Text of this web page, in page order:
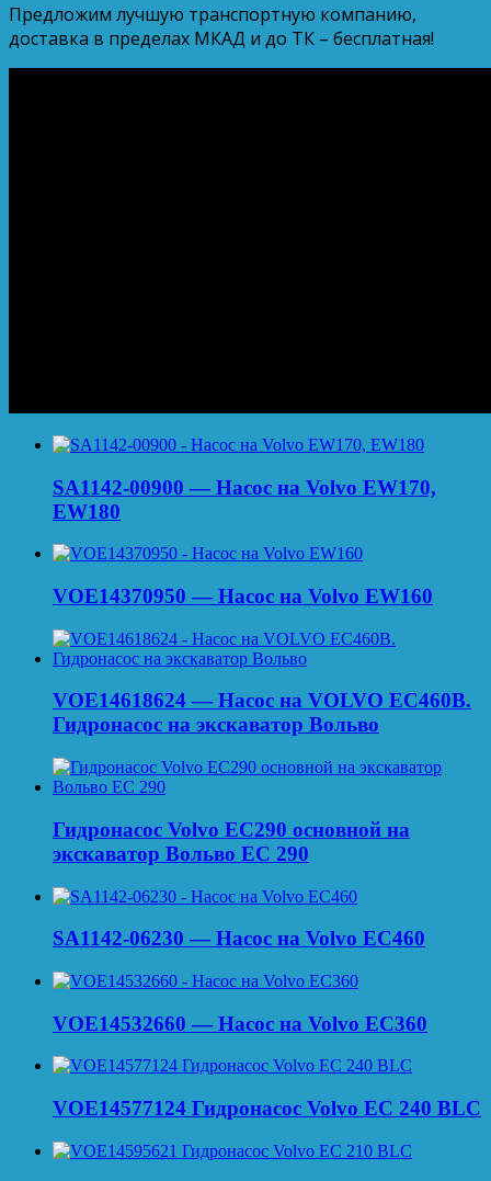
Предложим лучшую транспортную компанию,
доставка в пределах МКАД и до ТК – бесплатная!
SA1142-00900 — Насос на Volvo EW170,
EW180
VOE14370950 — Насос на Volvo EW160
VOE14618624 — Насос на VOLVO EC460B.
Гидронасос на экскаватор Вольво
Гидронасос Volvo EC290 основной на
экскаватор Вольво ЕС 290
SA1142-06230 — Насос на Volvo EC460
VOE14532660 — Насос на Volvo EC360
VOE14577124 Гидронасос Volvo EC 240 BLC